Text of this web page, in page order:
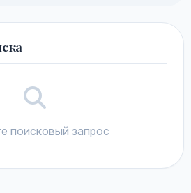
поисковый запрос